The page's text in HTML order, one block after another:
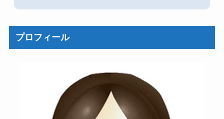
プロフィール